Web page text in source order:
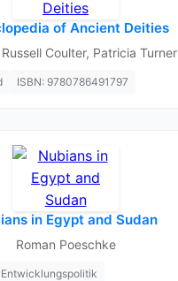
of Ancient Deities
Coulter, Patricia Turner
ISBN: 9780786491797
in Egypt and Sudan
Roman Poeschke
Entwicklungspolitik